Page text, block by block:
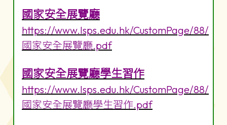
國家安全展覽廳
https://www.lsps.edu.hk/CustomPage/88/
國家安全展覽廳.pdf
國家安全展覽廳學生習作
https://www.lsps.edu.hk/CustomPage/88/
國家安全展覽廳學生習作.pdf